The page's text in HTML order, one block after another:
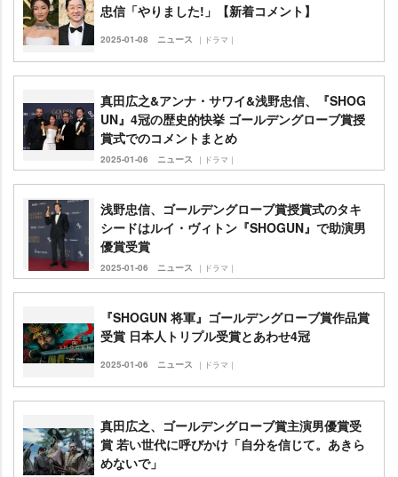
忠信「やりました!」【新着コメント】
2025-01-08 ニュース ｜ドラマ｜
真田広之&アンナ・サワイ&浅野忠信、『SHOG
UN』4冠の歴史的快挙 ゴールデングローブ賞授
賞式でのコメントまとめ
2025-01-06 ニュース ｜ドラマ｜
浅野忠信、ゴールデングローブ賞授賞式のタキ
シードはルイ・ヴィトン『SHOGUN』で助演男
優賞受賞
2025-01-06 ニュース ｜ドラマ｜
『SHOGUN 将軍』ゴールデングローブ賞作品賞
受賞 日本人トリプル受賞とあわせ4冠
2025-01-06 ニュース ｜ドラマ｜
真田広之、ゴールデングローブ賞主演男優賞受
賞 若い世代に呼びかけ「自分を信じて。あきら
めないで」